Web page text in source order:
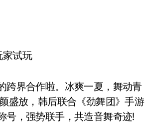
试玩
界合作啦。冰爽一夏，舞动青
盛放，韩后联合《劲舞团》手游
号，强势联手，共造音舞奇迹!